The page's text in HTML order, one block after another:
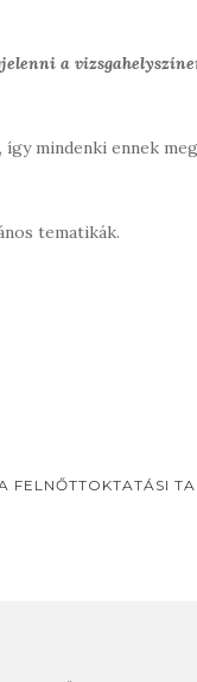
a
mindenki ennek
tematikák.
FELNŐTTOKTATÁSI